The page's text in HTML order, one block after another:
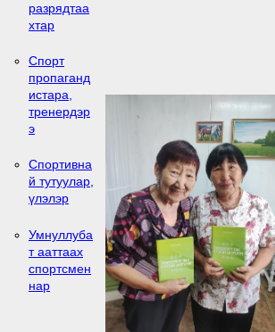
разрядтаа
хтар
Спорт
пропаганд
истара,
тренердэр
э
Спортивна
й тутуулар,
үлэлэр
Умнуллуба
т ааттаах
спортсмен
нар